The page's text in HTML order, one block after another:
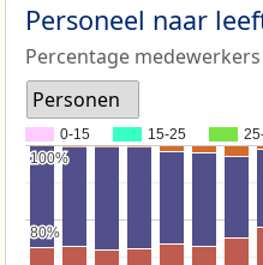
Personeel naar
Percentage
Personen
0-15 15-25
80%
80%
100%
100%